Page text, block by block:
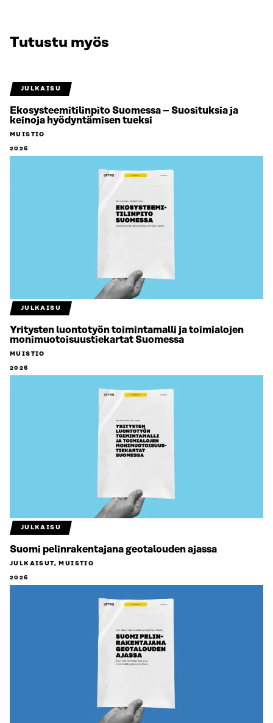
Tutustu myös
JULKAISU
Ekosysteemitilinpito Suomessa – Suosituksia ja
keinoja hyödyntämisen tueksi
MUISTIO
2026
JULKAISU
Yritysten luontotyön toimintamalli ja toimialojen
monimuotoisuustiekartat Suomessa
MUISTIO
2026
JULKAISU
Suomi pelinrakentajana geotalouden ajassa
JULKAISUT, MUISTIO
2026